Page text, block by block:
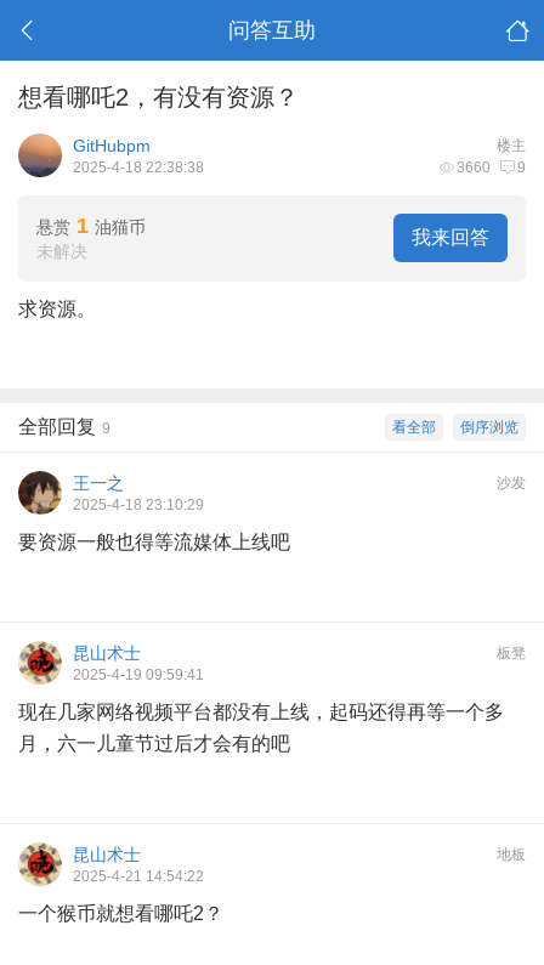
问答互助
想看哪吒2，有没有资源？
楼主
GitHubpm
3660 9
2025-4-18 22:38:38
我来回答
悬赏 1 油猫币
未解决
求资源。
倒序浏览
看全部
全部回复 9
沙发
王一之
2025-4-18 23:10:29
要资源一般也得等流媒体上线吧
板凳
昆山术士
2025-4-19 09:59:41
现在几家网络视频平台都没有上线，起码还得再等一个多
月，六一儿童节过后才会有的吧
地板
昆山术士
2025-4-21 14:54:22
一个猴币就想看哪吒2？